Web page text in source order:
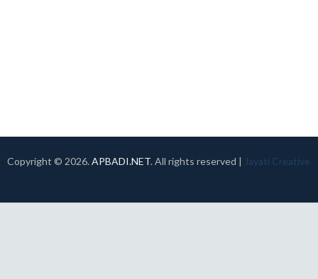
Copyright © 2026.APBADI.NET. All rights reserved | Jayati Creative